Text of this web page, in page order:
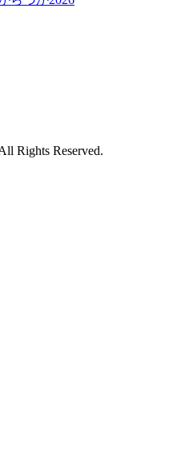
Rights Reserved.